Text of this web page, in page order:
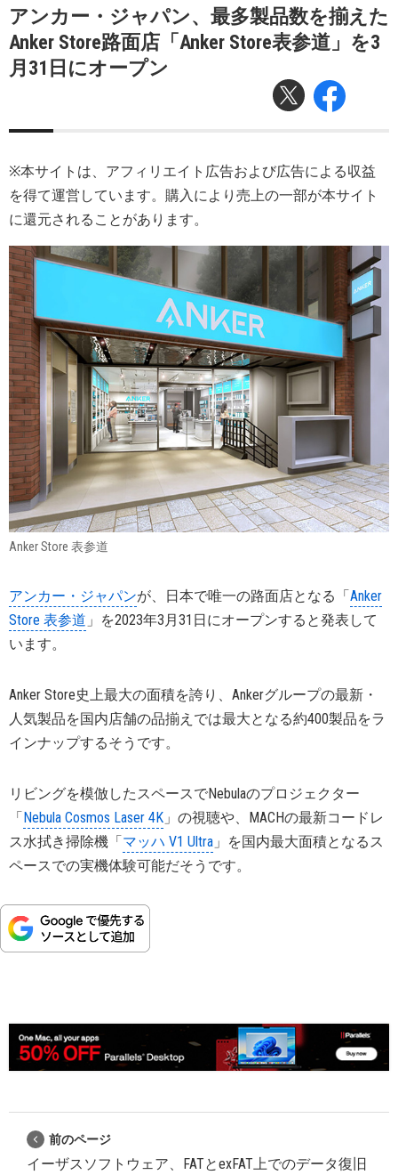
アンカー・ジャパン、最多製品数を揃えた
Anker Store路面店「Anker Store表参道」を3
月31日にオープン
※本サイトは、アフィリエイト広告および広告による収益
を得て運営しています。購入により売上の一部が本サイト
に還元されることがあります。
Anker Store 表参道
アンカー・ジャパンが、日本で唯一の路面店となる「Anker
Store 表参道 」を2023年3月31日にオープンすると発表して
います。
Anker Store史上最大の面積を誇り、Ankerグループの最新・
人気製品を国内店舗の品揃えでは最大となる約400製品をラ
インナップするそうです。
リビングを模倣したスペースでNebulaのプロジェクター
「Nebula Cosmos Laser 4K 」の視聴や、MACHの最新コードレ
ス水拭き掃除機「マッハ V1 Ultra 」を国内最大面積となるス
ペースでの実機体験可能だそうです。
前のページ
イーザスソフトウェア、FATとexFAT上でのデータ復旧